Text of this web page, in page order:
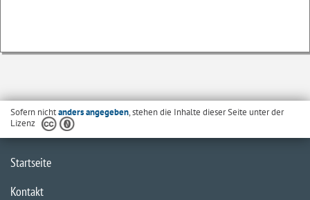
Sofern nichtanders angegeben, stehen die Inhalte dieser Seite unter der
Lizenz
Startseite
Kontakt